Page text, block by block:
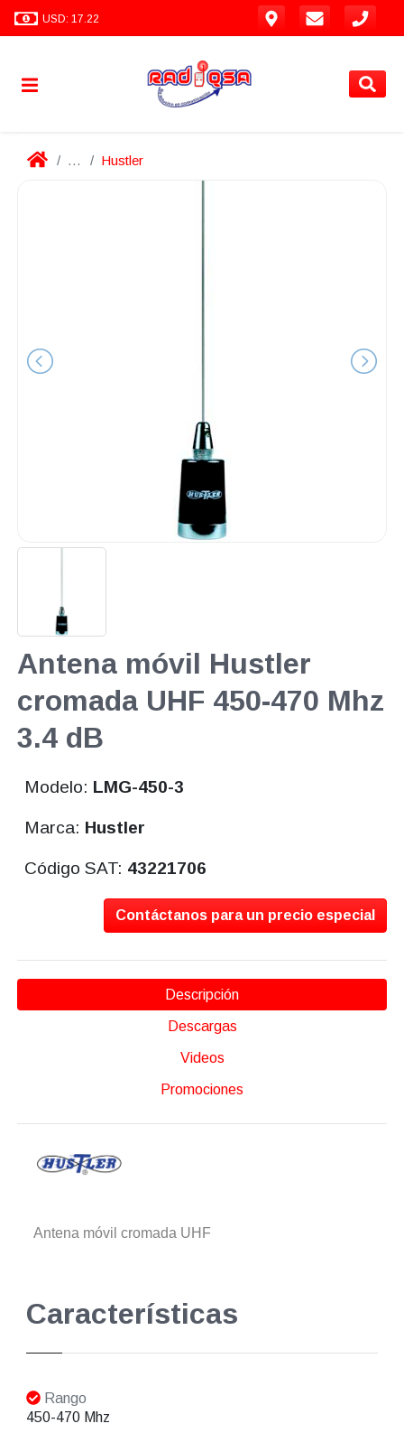
USD: 17.22
... Hustler
Antena móvil Hustler
cromada UHF 450-470 Mhz
3.4 dB
Modelo: LMG-450-3
Marca: Hustler
Código SAT: 43221706
Contáctanos para un precio especial
Descripción
Descargas
Videos
Promociones
Antena móvil cromada UHF
Características
Rango
450-470 Mhz